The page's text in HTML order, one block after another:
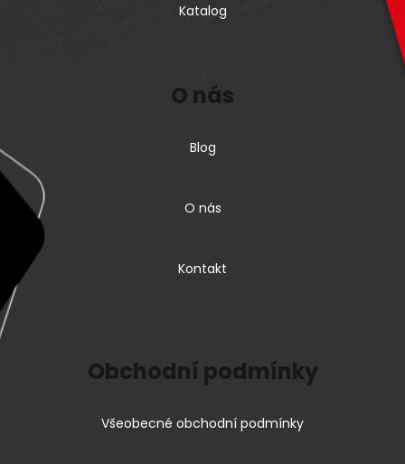
Katalog
O nás
Blog
O nás
Kontakt
Obchodní podmínky
Všeobecné obchodní podmínky